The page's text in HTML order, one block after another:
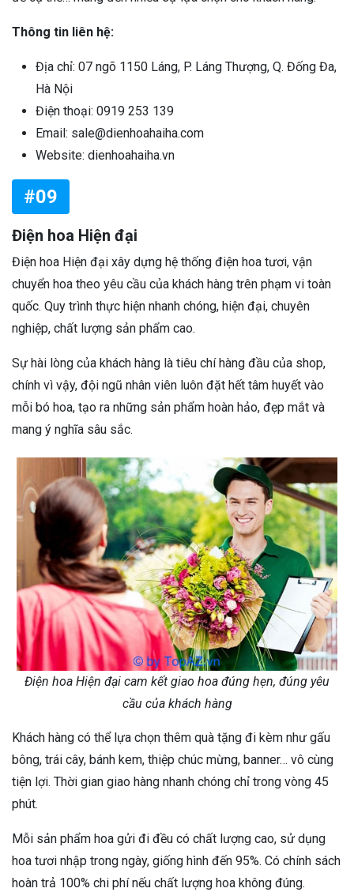
Thông tin liên hệ:
Địa chỉ: 07 ngõ 1150 Láng, P. Láng Thượng, Q. Đống Đa,
Hà Nội
Điện thoại: 0919 253 139
Email: sale@dienhoahaiha.com
Website: dienhoahaiha.vn
#09
Điện hoa Hiện đại
Điện hoa Hiện đại xây dựng hệ thống điện hoa tươi, vận
chuyển hoa theo yêu cầu của khách hàng trên phạm vi toàn
quốc. Quy trình thực hiện nhanh chóng, hiện đại, chuyên
nghiệp, chất lượng sản phẩm cao.
Sự hài lòng của khách hàng là tiêu chí hàng đầu của shop,
chính vì vậy, đội ngũ nhân viên luôn đặt hết tâm huyết vào
mỗi bó hoa, tạo ra những sản phẩm hoàn hảo, đẹp mắt và
mang ý nghĩa sâu sắc.
Điện hoa Hiện đại cam kết giao hoa đúng hẹn, đúng yêu
cầu của khách hàng
Khách hàng có thể lựa chọn thêm quà tặng đi kèm như gấu
bông, trái cây, bánh kem, thiệp chúc mừng, banner… vô cùng
tiện lợi. Thời gian giao hàng nhanh chóng chỉ trong vòng 45
phút.
Mỗi sản phẩm hoa gửi đi đều có chất lượng cao, sử dụng
hoa tươi nhập trong ngày, giống hình đến 95%. Có chính sách
hoàn trả 100% chi phí nếu chất lượng hoa không đúng.